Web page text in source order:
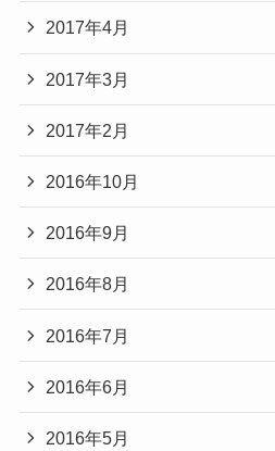
2017年4月
2017年3月
2017年2月
2016年10月
2016年9月
2016年8月
2016年7月
2016年6月
2016年5月